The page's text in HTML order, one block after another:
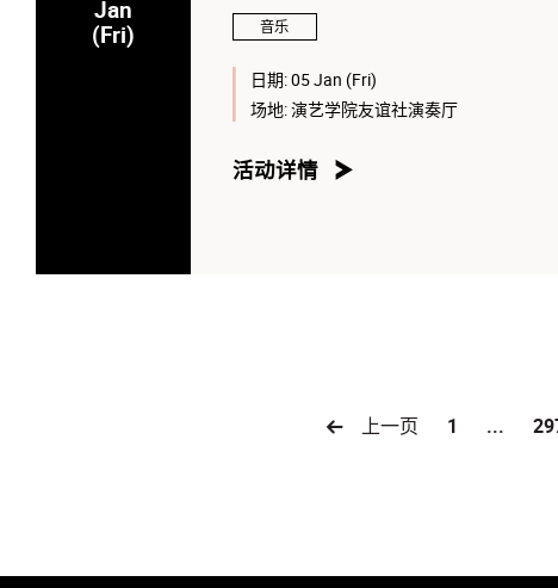
Jan
(Fri)
音乐
日期:05 Jan (Fri)
场地:演艺学院友谊社演奏厅
活动详情
上一页 1 ...